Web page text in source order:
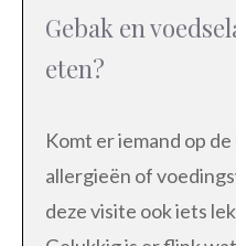
Gebak en
eten?
Komt er iemand op
allergieën of
deze visite ook iets